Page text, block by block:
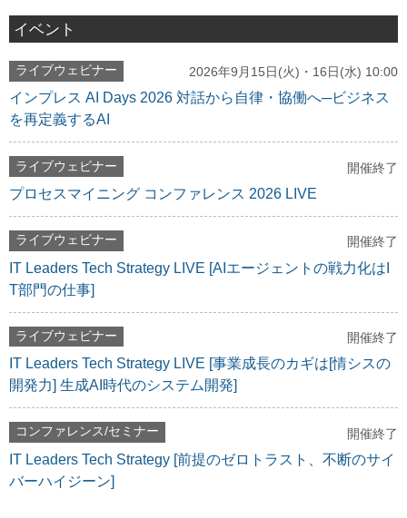
イベント
ライブウェビナー 2026年9月15日(火)・16日(水) 10:00
インプレス AI Days 2026 対話から自律・協働へ─ビジネス
を再定義するAI
ライブウェビナー 開催終了
プロセスマイニング コンファレンス 2026 LIVE
ライブウェビナー 開催終了
IT Leaders Tech Strategy LIVE [AIエージェントの戦力化はI
T部門の仕事]
ライブウェビナー 開催終了
IT Leaders Tech Strategy LIVE [事業成長のカギは[情シスの
開発力] 生成AI時代のシステム開発]
コンファレンス/セミナー 開催終了
IT Leaders Tech Strategy [前提のゼロトラスト、不断のサイ
バーハイジーン]